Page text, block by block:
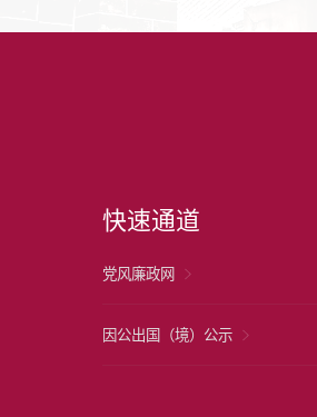
快速通道
党风廉政网
因公出国（境）公示